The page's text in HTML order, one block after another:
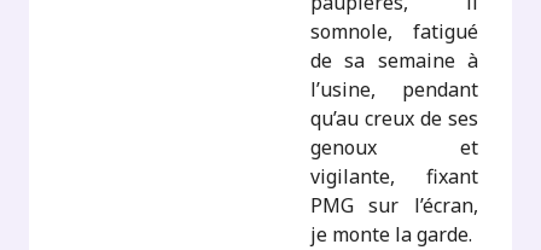
somnole, fatigué
de sa semaine à
l’usine, pendant
qu’au creux de ses
genoux et
vigilante, fixant
PMG sur l’écran,
je monte la garde.